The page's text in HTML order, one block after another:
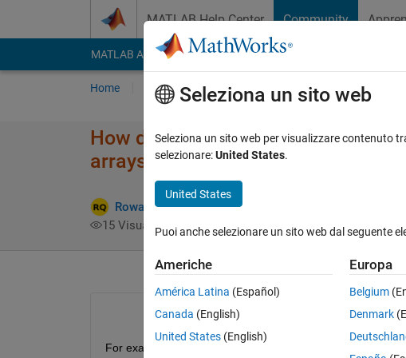
MATLAB Help Center Community
MATLAB Answers File Exchange Cody
Home Poni una domanda Risposta Naviga
How do I shade the area between
arrays?
Rowan Quintero 2 Ago 2023
15 Visualizzazioni (30 giorni)
For example:
Seleziona un sito web
Seleziona un sito web per visualizzare contenuto
selezionare:United States.
United States
Puoi anche selezionare un sito web dal seguente
Americhe
América Latina (Español)
Canada (English)
United States (English)
Europa
Belgium
Denmark